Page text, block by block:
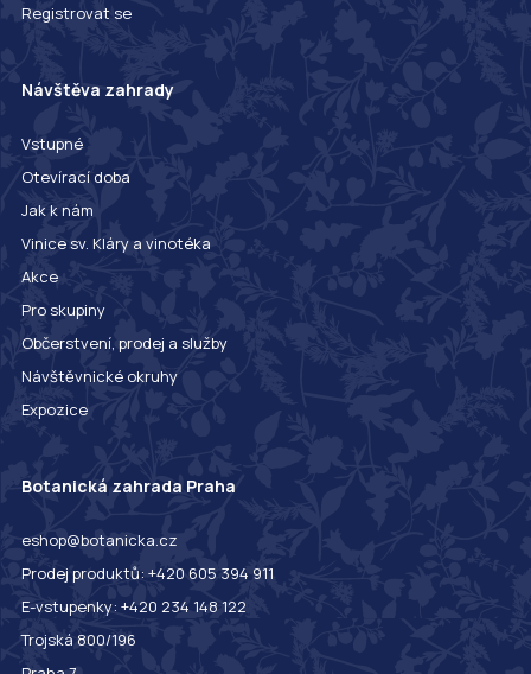
Registrovat se
Návštěva zahrady
Vstupné
Otevírací doba
Jak k nám
Vinice sv. Kláry a vinotéka
Akce
Pro skupiny
Občerstvení, prodej a služby
Návštěvnické okruhy
Expozice
Botanická zahrada Praha
eshop@botanicka.cz
Prodej produktů: +420 605 394 911
E-vstupenky: +420 234 148 122
Trojská 800/196